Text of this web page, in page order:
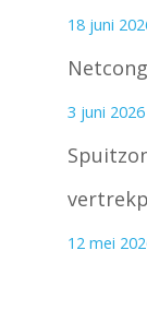
18 juni
3 juni 2026
12 mei